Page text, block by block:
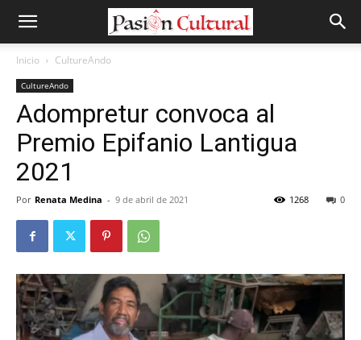
Inicio CultureAndo
CultureAndo
Adompretur convoca al
Premio Epifanio Lantigua
2021
Por Renata Medina - 9 de abril de 2021 0
1268